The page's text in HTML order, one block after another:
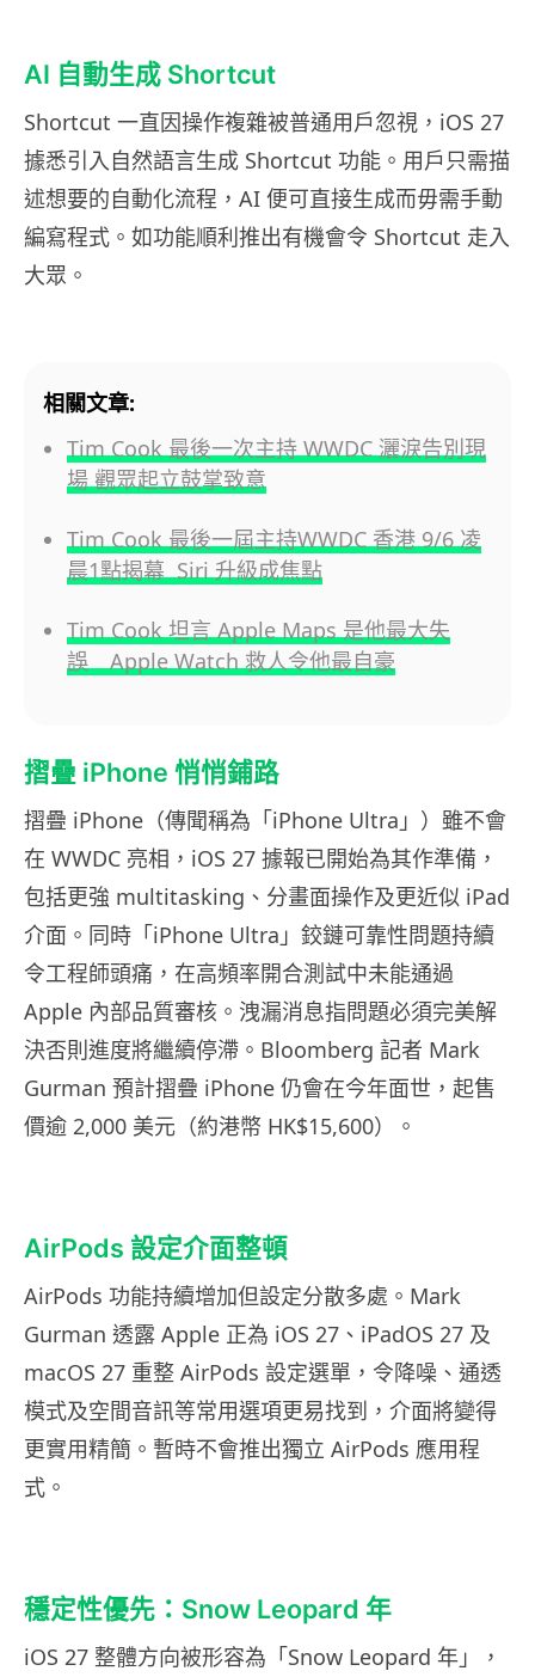
AI 自動生成 Shortcut
Shortcut 一直因操作複雜被普通用戶忽視，iOS 27
據悉引入自然語言生成 Shortcut 功能。用戶只需描
述想要的自動化流程，AI 便可直接生成而毋需手動
編寫程式。如功能順利推出有機會令 Shortcut 走入
大眾。
相關文章:
Tim Cook 最後一次主持 WWDC 灑淚告別現
場 觀眾起立鼓掌致意
Tim Cook 最後一屆主持WWDC 香港 9/6 凌
晨1點揭幕 Siri 升級成焦點
Tim Cook 坦言 Apple Maps 是他最大失
誤 Apple Watch 救人令他最自豪
摺疊 iPhone 悄悄鋪路
摺疊 iPhone（傳聞稱為「iPhone Ultra」）雖不會
在 WWDC 亮相，iOS 27 據報已開始為其作準備，
包括更強 multitasking、分畫面操作及更近似 iPad
介面。同時「iPhone Ultra」鉸鏈可靠性問題持續
令工程師頭痛，在高頻率開合測試中未能通過
Apple 內部品質審核。洩漏消息指問題必須完美解
決否則進度將繼續停滯。Bloomberg 記者 Mark
Gurman 預計摺疊 iPhone 仍會在今年面世，起售
價逾 2,000 美元（約港幣 HK$15,600）。
AirPods 設定介面整頓
AirPods 功能持續增加但設定分散多處。Mark
Gurman 透露 Apple 正為 iOS 27、iPadOS 27 及
macOS 27 重整 AirPods 設定選單，令降噪、通透
模式及空間音訊等常用選項更易找到，介面將變得
更實用精簡。暫時不會推出獨立 AirPods 應用程
式。
穩定性優先：Snow Leopard 年
iOS 27 整體方向被形容為「Snow Leopard 年」，